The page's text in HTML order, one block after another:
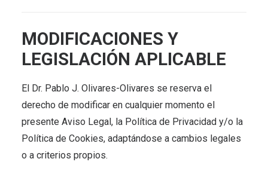
MODIFICACIONES Y
LEGISLACIÓN APLICABLE
El Dr. Pablo J. Olivares-Olivares se reserva el
derecho de modificar en cualquier momento el
presente Aviso Legal, la Política de Privacidad y/o la
Política de Cookies, adaptándose a cambios legales
o a criterios propios.